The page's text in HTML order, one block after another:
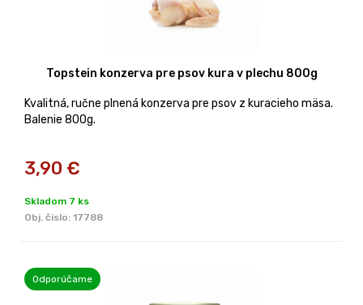
Topstein konzerva pre psov kura v plechu 800g
Kvalitná, ručne plnená konzerva pre psov z kuracieho mäsa.
Balenie 800g.
3,90 €
Skladom 7 ks
Obj. čislo: 17788
Odporúčame